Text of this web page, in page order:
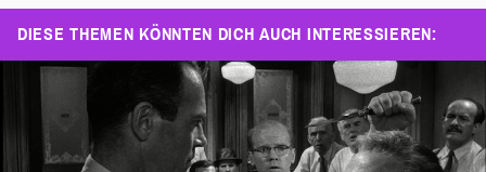
DIESE THEMEN KÖNNTEN DICH AUCH INTERESSIEREN: